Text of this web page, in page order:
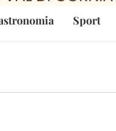
Sport